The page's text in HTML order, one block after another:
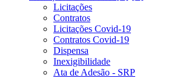
Licitações
Contratos
Licitações Covid-19
Contratos Covid-19
Dispensa
Inexigibilidade
Ata de Adesão - SRP